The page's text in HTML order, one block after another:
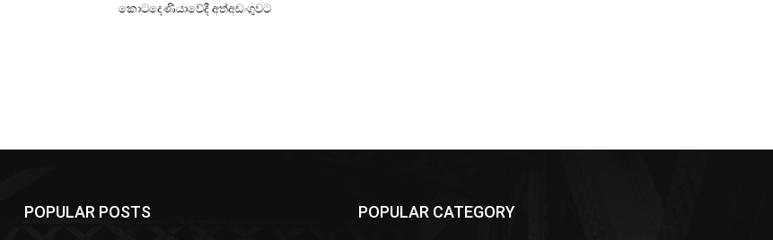
කොටදෙණියාවේදී අත්අඩංගුවට
POPULAR POSTS POPULAR CATEGORY